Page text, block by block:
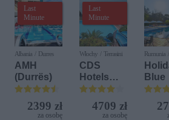
Last
Minute
Albania / Durres
AMH
(Durrës)
2399 zł
za osobę
Last
Minute
Włochy / Terrasini
CDS
Hotels
Terrasini
(ex. Citta
del Mare)
4709 zł
za osobę
Rumunia
Blue